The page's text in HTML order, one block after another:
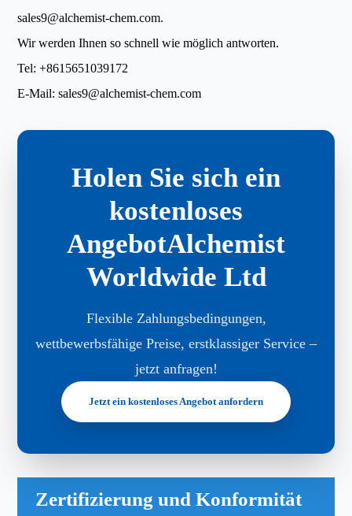
sales9@alchemist-chem.com.
Wir werden Ihnen so schnell wie möglich antworten.
Tel:+8615651039172
E-Mail:sales9@alchemist-chem.com
Holen Sie sich ein
kostenloses
AngebotAlchemist
Worldwide Ltd
Flexible Zahlungsbedingungen,
wettbewerbsfähige Preise, erstklassiger Service –
jetzt anfragen!
Jetzt ein kostenloses Angebot anfordern
Zertifizierung und Konformität